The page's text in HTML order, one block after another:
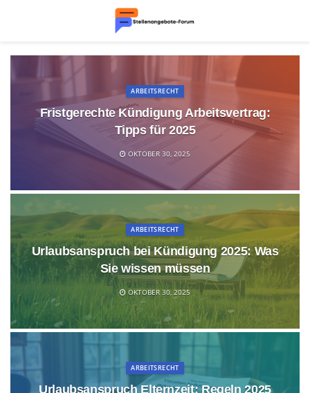
ARBEITSRECHT
Fristgerechte Kündigung Arbeitsvertrag:
Tipps für 2025
OKTOBER 30, 2025
ARBEITSRECHT
Urlaubsanspruch bei Kündigung 2025: Was
Sie wissen müssen
OKTOBER 30, 2025
ARBEITSRECHT
Urlaubsanspruch Elternzeit: Regeln 2025